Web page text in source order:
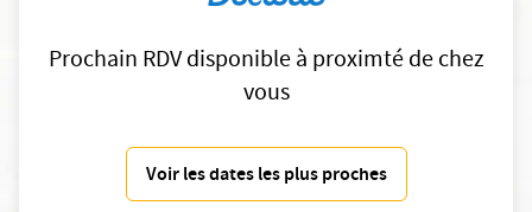
Prochain RDV disponible à proximté de chez
vous
Voir les dates les plus proches